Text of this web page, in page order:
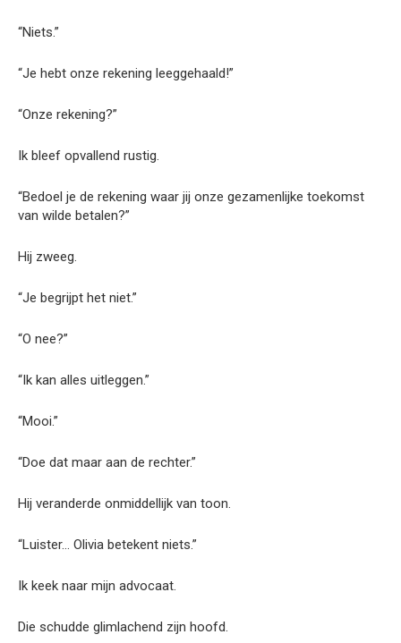
“Niets.”
“Je hebt onze rekening leeggehaald!”
“Onze rekening?”
Ik bleef opvallend rustig.
“Bedoel je de rekening waar jij onze gezamenlijke toekomst
van wilde betalen?”
Hij zweeg.
“Je begrijpt het niet.”
“O nee?”
“Ik kan alles uitleggen.”
“Mooi.”
“Doe dat maar aan de rechter.”
Hij veranderde onmiddellijk van toon.
“Luister… Olivia betekent niets.”
Ik keek naar mijn advocaat.
Die schudde glimlachend zijn hoofd.